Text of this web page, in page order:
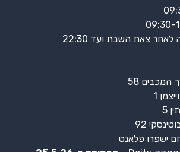
צאת השבת ועד 22:30
המכבים 58
1
5
92
ישפרו פלאנט